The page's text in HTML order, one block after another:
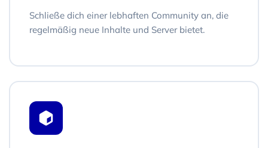
Schließe dich einer lebhaften Community an, die
regelmäßig neue Inhalte und Server bietet.